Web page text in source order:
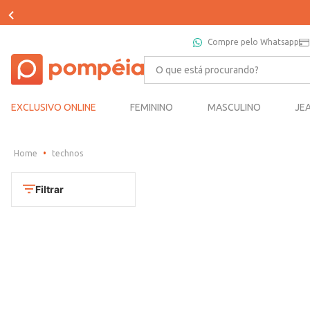
Compre pelo Whatsapp
O que está procurando?
EXCLUSIVO ONLINE FEMININO MASCULINO
technos
Filtrar